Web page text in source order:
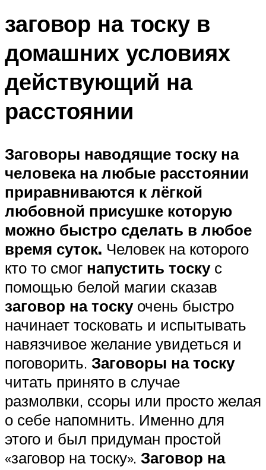
заговор на тоску в
домашних условиях
действующий на
расстоянии
Заговоры наводящие тоску на
человека на любые расстоянии
приравниваются к лёгкой
любовной присушке которую
можно быстро сделать в любое
время суток. Человек на которого
кто то смог напустить тоскус
помощью белой магии сказав
заговор на тоскуочень быстро
начинает тосковать и испытывать
навязчивое желание увидеться и
поговорить. Заговоры на тоску
читать принято в случае
размолвки, ссоры или просто желая
о себе напомнить. Именно для
этого и был придуман простой
«заговор на тоску». Заговор на